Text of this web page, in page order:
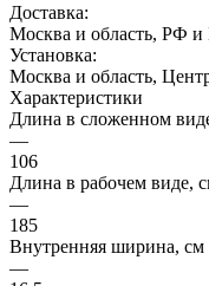
Доставка:
Москва и область, РФ и
Установка:
Москва и область,
Характеристики
Длина в сложенном
—
106
Длина в рабочем виде,
—
185
Внутренняя ширина, см
—